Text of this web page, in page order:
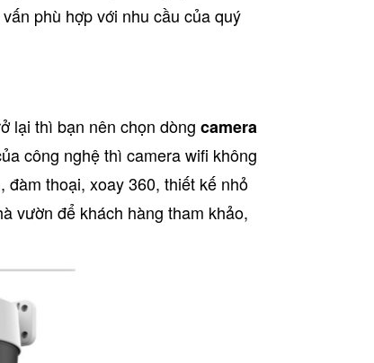
phù hợp với nhu cầu của quý
lại thì bạn nên chọn dòng camera
công nghệ thì camera wifi không
thoại, xoay 360, thiết kế nhỏ
vườn để khách hàng tham khảo,